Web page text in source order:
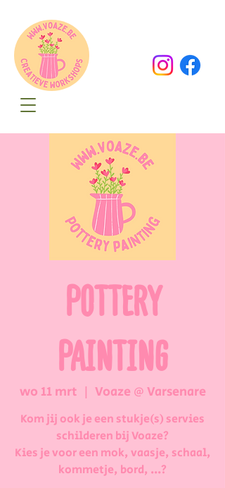
POTTERY
PAINTING
wo 11 mrt
  |
Voaze @ Varsenare
Kom jij ook je een stukje(s) servies
schilderen bij Voaze?
Kies je voor een mok, vaasje, schaal,
kommetje, bord, ...?